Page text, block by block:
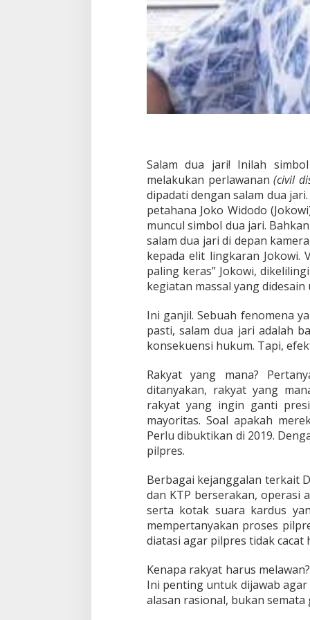
Salam dua jari! Inilah
melakukan perlawanan(civil
dipadati dengan salam dua
petahana Joko Widodo
muncul simbol dua jari.
salam dua jari di depan
kepada elit lingkaran Jokowi.
paling keras” Jokowi,
kegiatan massal yang
Ini ganjil. Sebuah fenomena
pasti, salam dua jari adalah
konsekuensi hukum. Tapi,
Rakyat yang mana?
ditanyakan, rakyat yang
rakyat yang ingin ganti
mayoritas. Soal apakah
Perlu dibuktikan di 2019.
pilpres.
Berbagai kejanggalan terkait
dan KTP berserakan, operasi
serta kotak suara kardus
mempertanyakan proses
diatasi agar pilpres tidak cacat
Kenapa rakyat harus
Ini penting untuk dijawab
alasan rasional, bukan